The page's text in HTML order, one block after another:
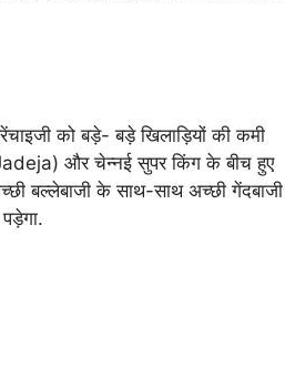
को बड़े- बड़े खिलाड़ियों की कमी
और चेन्नई सुपर किंग के बीच हुए
बल्लेबाजी के साथ-साथ अच्छी गेंदबाजी